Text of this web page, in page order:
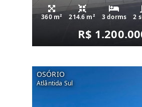
360 m² 214.6 m² 3 dorms 2
R$
OSÓRIO
Atlântida Sul